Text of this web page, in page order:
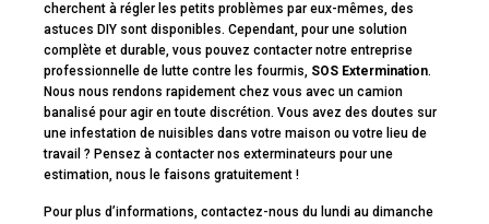
cherchent à régler les petits problèmes par eux-mêmes, des
astuces DIY sont disponibles. Cependant, pour une solution
complète et durable, vous pouvez contacter notre entreprise
professionnelle de lutte contre les fourmis, SOS Extermination.
Nous nous rendons rapidement chez vous avec un camion
banalisé pour agir en toute discrétion. Vous avez des doutes sur
une infestation de nuisibles dans votre maison ou votre lieu de
travail ? Pensez à contacter nos exterminateurs pour une
estimation, nous le faisons gratuitement !
Pour plus d’informations, contactez-nous du lundi au dimanche